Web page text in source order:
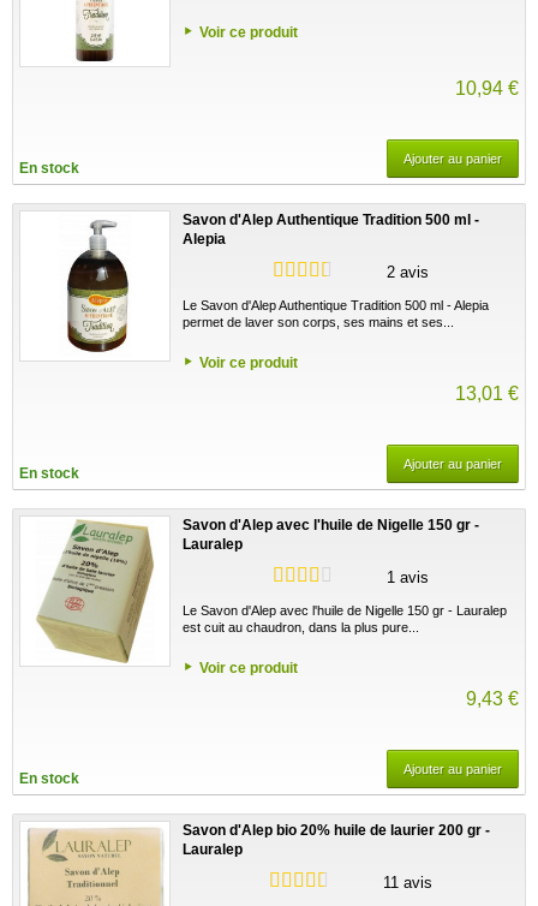
Voir ce produit
10,94 €
En stock
Ajouter au panier
Savon d'Alep Authentique Tradition 500 ml -
Alepia
2 avis
Le Savon d'Alep Authentique Tradition 500 ml - Alepia
permet de laver son corps, ses mains et ses...
Voir ce produit
13,01 €
En stock
Ajouter au panier
Savon d'Alep avec l'huile de Nigelle 150 gr -
Lauralep
1 avis
Le Savon d'Alep avec l'huile de Nigelle 150 gr - Lauralep
est cuit au chaudron, dans la plus pure...
Voir ce produit
9,43 €
En stock
Ajouter au panier
Savon d'Alep bio 20% huile de laurier 200 gr -
Lauralep
11 avis